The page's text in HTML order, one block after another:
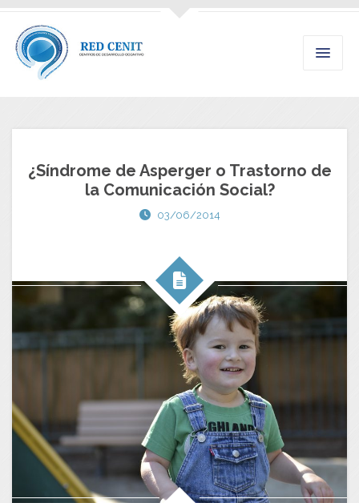
¿Síndrome de Asperger o Trastorno de
la Comunicación Social?
03/06/2014